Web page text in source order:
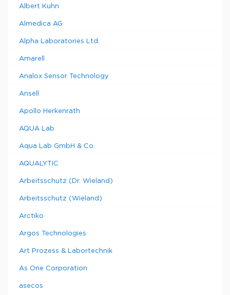
Albert Kuhn
Almedica AG
Alpha Laboratories Ltd.
Amarell
Analox Sensor Technology
Ansell
Apollo Herkenrath
AQUA Lab
Aqua Lab GmbH & Co.
AQUALYTIC
Arbeitsschutz (Dr. Wieland)
Arbeitsschutz (Wieland)
Arctiko
Argos Technologies
Art Prozess & Labortechnik
As One Corporation
asecos